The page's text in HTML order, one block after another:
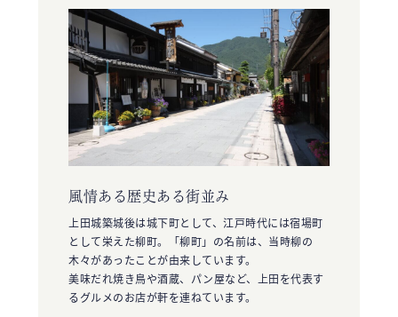
風情ある歴史ある街並み
上田城築城後は城下町として、江戸時代には宿場町
として栄えた柳町。「柳町」の名前は、当時柳の
木々があったことが由来しています。
美味だれ焼き鳥や酒蔵、パン屋など、上田を代表す
るグルメのお店が軒を連ねています。